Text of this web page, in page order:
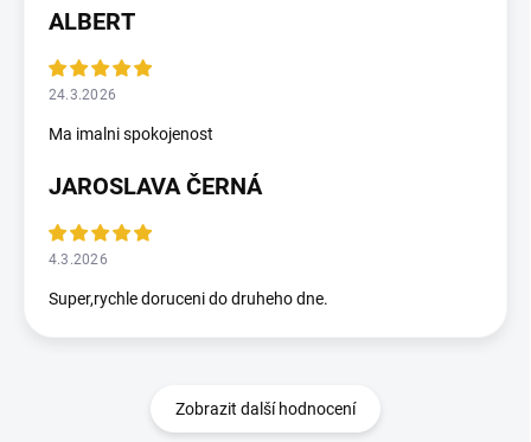
ALBERT
24.3.2026
Ma imalni spokojenost
JAROSLAVA ČERNÁ
4.3.2026
Super,rychle doruceni do druheho dne.
Zobrazit další hodnocení